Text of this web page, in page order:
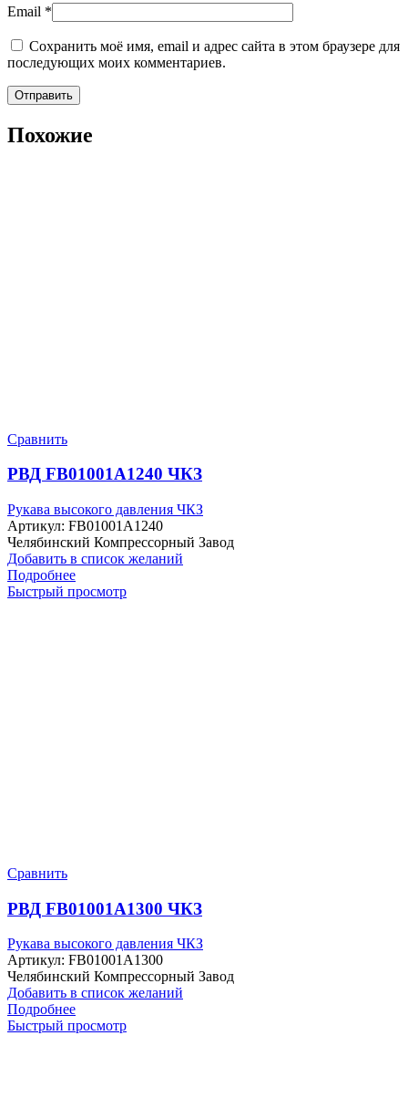
Email *
Сохранить моё имя, email и адрес сайта в этом браузере для
последующих моих комментариев.
Похожие
Сравнить
РВД FB01001A1240 ЧКЗ
Рукава высокого давления ЧКЗ
Артикул: FB01001A1240
Челябинский Компрессорный Завод
Добавить в список желаний
Подробнее
Быстрый просмотр
Сравнить
РВД FB01001A1300 ЧКЗ
Рукава высокого давления ЧКЗ
Артикул: FB01001A1300
Челябинский Компрессорный Завод
Добавить в список желаний
Подробнее
Быстрый просмотр